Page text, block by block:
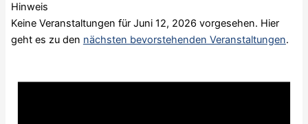
Hinweis
Keine Veranstaltungen für Juni 12, 2026 vorgesehen. Hier
geht es zu den nächsten bevorstehenden Veranstaltungen.